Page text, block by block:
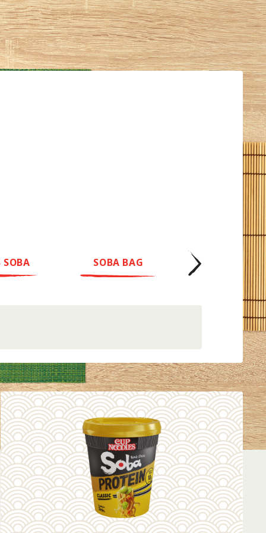
SOBA SOBA BAG NISSIN
Miso
Teriyaki
Ételek